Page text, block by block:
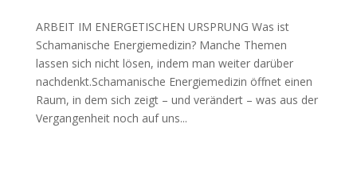
ARBEIT IM ENERGETISCHEN URSPRUNG Was ist
Schamanische Energiemedizin? Manche Themen
lassen sich nicht lösen, indem man weiter darüber
nachdenkt.Schamanische Energiemedizin öffnet einen
Raum, in dem sich zeigt – und verändert – was aus der
Vergangenheit noch auf uns...